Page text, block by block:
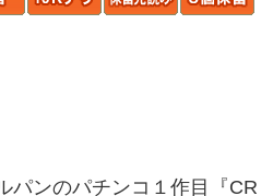
パンのパチンコ１作目『CR